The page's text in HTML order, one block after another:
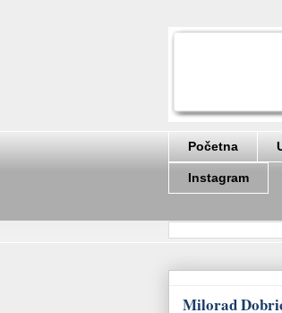
Početna
Instagram
Milorad